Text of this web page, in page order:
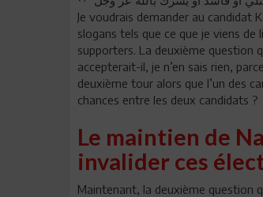
Je voudrais demander au candidat
slogans tels que ce que je viens
supporters. La deuxième question
accepterait-il, je n’en sais rien,
deuxième tour alors que l’un des
chances entre les deux candidats ?
Le maintien de
invalider ces
Maintenant, la deuxième question